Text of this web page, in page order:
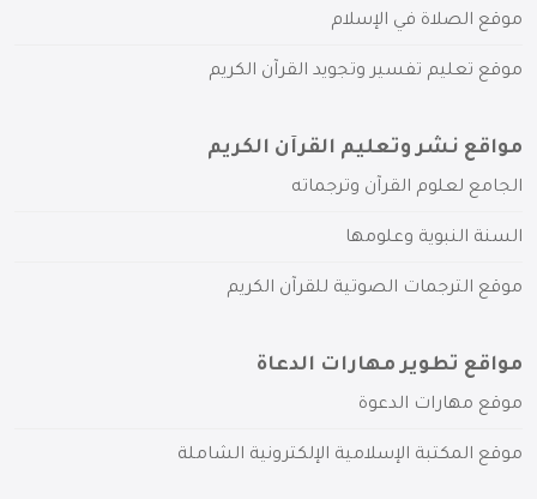
موقع الصلاة في الإسلام
موقع تعليم تفسير وتجويد القرآن الكريم
مواقع نشر وتعليم القرآن الكريم
الجامع لعلوم القرآن وترجماته
السنة النبوية وعلومها
موقع الترجمات الصوتية للقرآن الكريم
مواقع تطوير مهارات الدعاة
موقع مهارات الدعوة
موقع المكتبة الإسلامية الإلكترونية الشاملة